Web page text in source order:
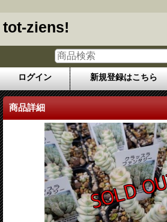
tot-ziens!
ログイン 新規登録はこちら
商品詳細